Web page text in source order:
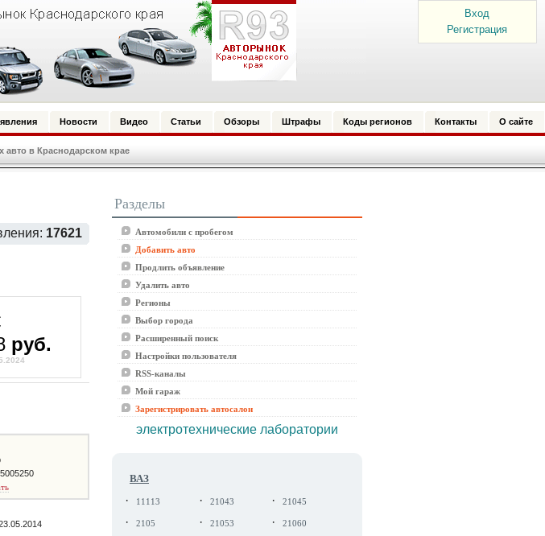
Вход
Регистрация
Новости Видео Статьи Обзоры Штрафы Коды регионов Контакты О сайте
в Краснодарском крае
17621
руб.
Разделы
Автомобили с пробегом
Добавить авто
Продлить объявление
Удалить авто
Регионы
Выбор города
Расширенный поиск
Настройки пользователя
RSS-каналы
Мой гараж
Зарегистрировать автосалон
электротехнические лаборатории
ВАЗ
· 11113 · 21043 · 21045
· 2105 · 21053 · 21060